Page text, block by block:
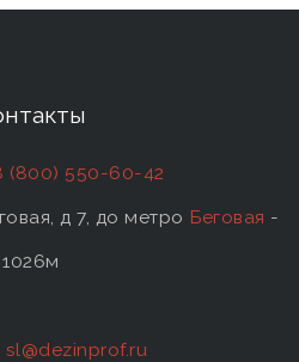
(800) 550-60-42
д 7, до метро Беговая -
1026м
sl@dezinprof.ru